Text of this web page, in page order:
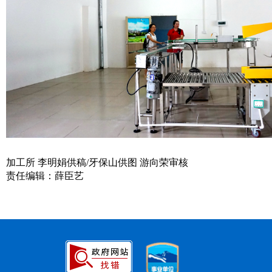
加工所 李明娟供稿/牙保山供图 游向荣审核
责任编辑：薛臣艺